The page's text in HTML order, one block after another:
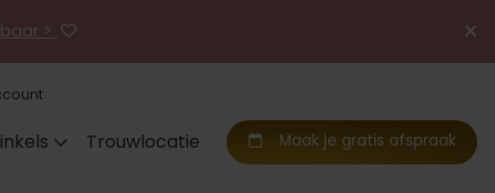
>
Trouwlocatie Maak je gratis afspraak